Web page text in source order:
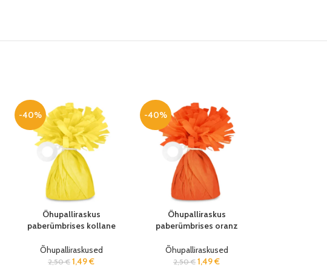
-40%
Õhupalliraskus
paberümbrises kollane
Õhupalliraskused
2,50€ 1,49€
-40%
Õhupalliraskus
paberümbrises oranz
Õhupalliraskused
2,50€ 1,49€